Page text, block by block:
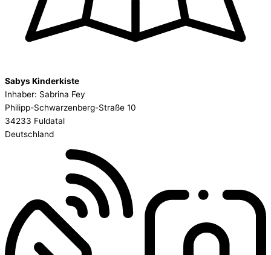
Sabys Kinderkiste
Inhaber: Sabrina Fey
Philipp-Schwarzenberg-Straße 10
34233 Fuldatal
Deutschland